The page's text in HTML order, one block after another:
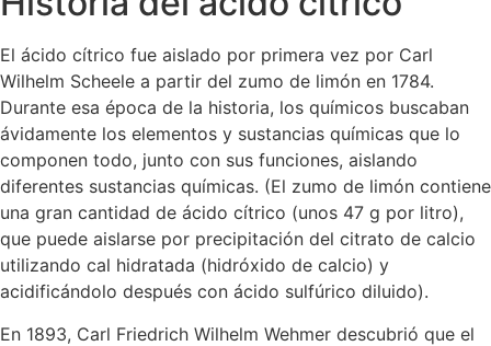
El ácido cítrico fue aislado por primera vez por Carl
Wilhelm Scheele a partir del zumo de limón en 1784.
Durante esa época de la historia, los químicos buscaban
ávidamente los elementos y sustancias químicas que lo
componen todo, junto con sus funciones, aislando
diferentes sustancias químicas. (El zumo de limón contiene
una gran cantidad de ácido cítrico (unos 47 g por litro),
que puede aislarse por precipitación del citrato de calcio
utilizando cal hidratada (hidróxido de calcio) y
acidificándolo después con ácido sulfúrico diluido).
En 1893, Carl Friedrich Wilhelm Wehmer descubrió que el